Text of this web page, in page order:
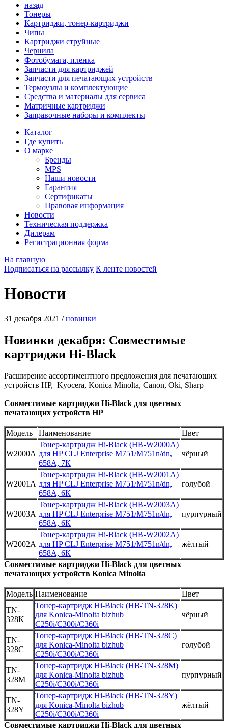
назад
Тонеры
Картриджи, тонер-картриджи
Чипы
Картриджи струйные
Чернила
Фотобумага, пленка
Запчасти для картриджей
Запчасти для печатающих устройств
Термоузлы и комплектующие
Средства и материалы для сервиса
Матричные картриджи
Заправочные наборы и комплекты
Каталог
Где купить
О марке
Бренды
MPS
Наши новости
Гарантия
Сертификаты
Правовая информация
Новости
Техническая поддержка
Дилерам
Регистрационная форма
На главную
Подписаться на рассылку К ленте новостей
Новости
31 декабря 2021 /новинки
Новинки декабря: Совместимые
картриджи Hi-Black
Расширение ассортиментного предложения для печатающих
устройств HP, Kyocera, Konica Minolta, Canon, Oki, Sharp
Совместимые картриджи Hi-Black для цветных
печатающих устройств HP
Модель Наименование Цвет
W2000A
Тонер-картридж Hi-Black (HB-W2000A)
для HP CLJ Enterprise M751/M751n/dn,
658A, 7К
чёрный
W2001A
Тонер-картридж Hi-Black (HB-W2001A)
для HP CLJ Enterprise M751/M751n/dn,
658A, 6К
голубой
W2003A
Тонер-картридж Hi-Black (HB-W2003A)
для HP CLJ Enterprise M751/M751n/dn,
658A, 6К
пурпурный
W2002A
Тонер-картридж Hi-Black (HB-W2002A)
для HP CLJ Enterprise M751/M751n/dn,
658A, 6К
жёлтый
Совместимые картриджи Hi-Black для цветных
печатающих устройств Konica Minolta
Модель Наименование
Цвет
TN-
328K
Тонер-картридж Hi-Black (HB-TN-328K)
для Konica-Minolta bizhub
C250i/C300i/C360i
чёрный
TN-
328C
Тонер-картридж Hi-Black (HB-TN-328C)
для Konica-Minolta bizhub
C250i/C300i/C360i
голубой
TN-
328M
Тонер-картридж Hi-Black (HB-TN-328M)
для Konica-Minolta bizhub
C250i/C300i/C360i
пурпурный
TN-
328Y
Тонер-картридж Hi-Black (HB-TN-328Y)
для Konica-Minolta bizhub
C250i/C300i/C360i
жёлтый
Совместимые картриджи Hi-Black для цветных